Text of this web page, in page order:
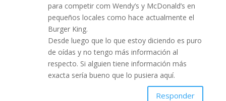
para competir com Wendy’s y McDonald’s en
pequeños locales como hace actualmente el
Burger King.
Desde luego que lo que estoy diciendo es puro
de oídas y no tengo más información al
respecto. Si alguien tiene información más
exacta sería bueno que lo pusiera aquí.
Responder